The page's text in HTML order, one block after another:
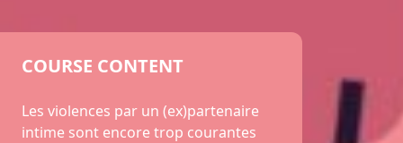
COURSE CONTENT
Les violences par un (ex)partenaire
intime sont encore trop courantes